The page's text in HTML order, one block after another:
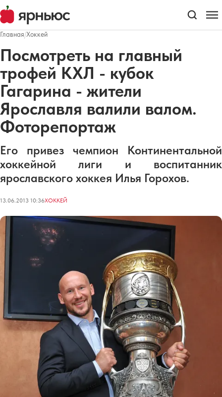
Главная/Хоккей
Посмотреть на главный
трофей КХЛ - кубок
Гагарина - жители
Ярославля валили валом.
Фоторепортаж
Его привез чемпион Континентальной
хоккейной лиги и воспитанник
ярославского хоккея Илья Горохов.
13.06.2013 10:36ХОККЕЙ